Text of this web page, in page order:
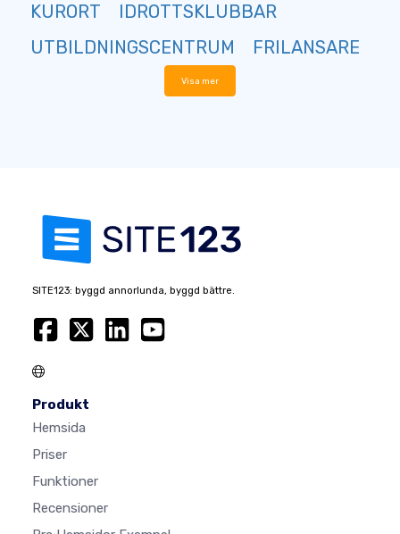
KURORT
IDROTTSKLUBBAR
UTBILDNINGSCENTRUM
FRILANSARE
Visa mer
SITE123: byggd annorlunda, byggd bättre.
Produkt
Hemsida
Priser
Funktioner
Recensioner